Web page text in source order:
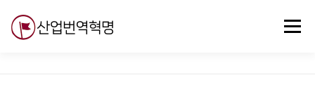
메뉴